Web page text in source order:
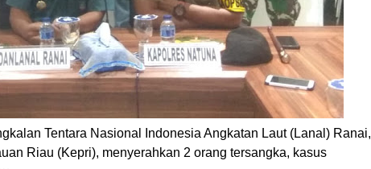
Tentara Nasional Indonesia Angkatan Laut (Lanal) Ranai,
Riau (Kepri), menyerahkan 2 orang tersangka, kasus